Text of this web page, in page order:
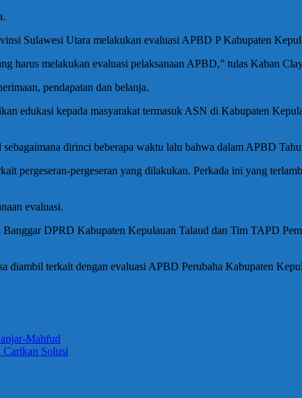
Sulawesi Utara melakukan evaluasi APBD P Kabupaten
harus melakukan evaluasi pelaksanaan APBD,” tulas Kaban
pendapatan dan belanja.
edukasi kepada masyarakat termasuk ASN di Kabupaten
dirinci beberapa waktu lalu bahwa dalam APBD
pergeseran-pergeseran yang dilakukan. Perkada ini yang
evaluasi.
DPRD Kabupaten Kepulauan Talaud dan Tim TAPD
diambil terkait dengan evaluasi APBD Perubaha Kabupaten
Mahfud
Carikan Solusi